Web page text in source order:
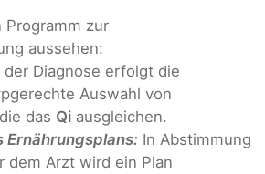
Programm zur
aussehen:
der Diagnose erfolgt die
Auswahl von
das Qi ausgleichen.
Ernährungsplans: In Abstimmung
dem Arzt wird ein Plan